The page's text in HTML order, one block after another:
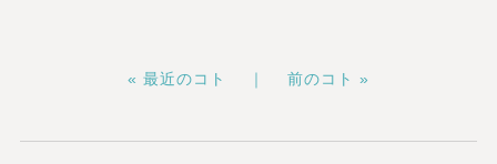
« 最近のコト ｜ 前のコト »